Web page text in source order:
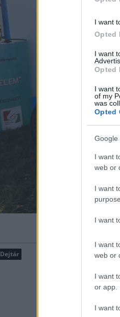
I want
Opted
I want
Opted
I want
of my
was
Opted
Google
I want
web or
I want
I want
I want
web or
I want
or app.
I want
Dejtár